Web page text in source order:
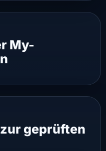
My-
geprüften